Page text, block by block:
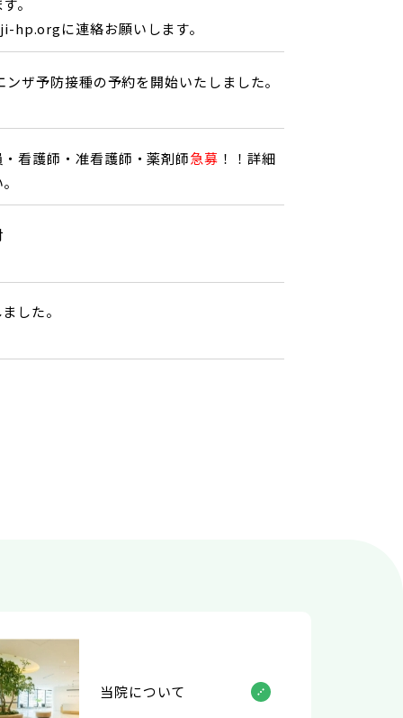
。
hp.orgに連絡お願いします。
ザ予防接種の予約を開始いたしました。
看護師・准看護師・薬剤師急募 ！！詳細
した。
当院について